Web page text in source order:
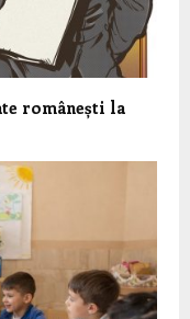
românești la